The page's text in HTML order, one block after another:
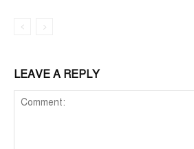
LEAVE A REPLY